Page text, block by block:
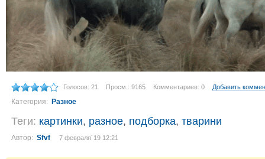
Голосов: 21 Просм.: 9165 Комментариев: 0 Добавить
Категория: Разное
Теги: картинки, разное, подборка, тварини
Автор: Sfvf 7 февраля´19 12:21